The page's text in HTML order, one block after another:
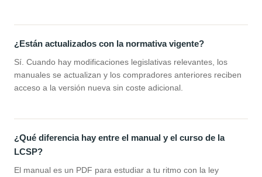
¿Están actualizados con la normativa vigente?
Sí. Cuando hay modificaciones legislativas relevantes, los
manuales se actualizan y los compradores anteriores reciben
acceso a la versión nueva sin coste adicional.
¿Qué diferencia hay entre el manual y el curso de la
LCSP?
El manual es un PDF para estudiar a tu ritmo con la ley